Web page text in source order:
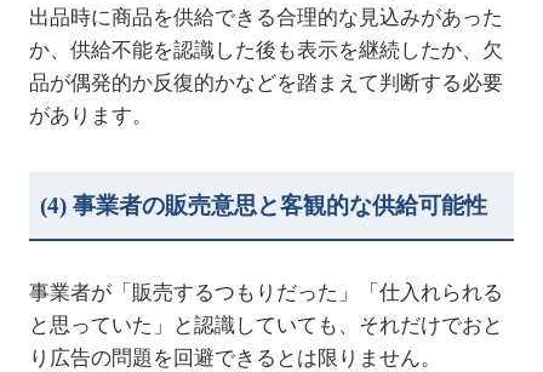
出品時に商品を供給できる合理的な見込みがあった
か、供給不能を認識した後も表示を継続したか、欠
品が偶発的か反復的かなどを踏まえて判断する必要
があります。
(4) 事業者の販売意思と客観的な供給可能性
事業者が「販売するつもりだった」「仕入れられる
と思っていた」と認識していても、それだけでおと
り広告の問題を回避できるとは限りません。